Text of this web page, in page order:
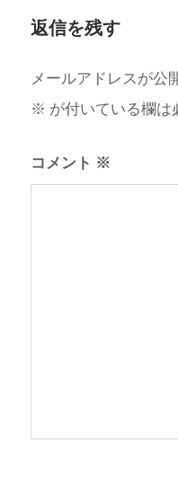
返信を残す
メールアドレスが公
※ が付いている欄は
コメント ※